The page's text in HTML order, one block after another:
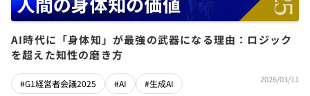
AI時代に「身体知」が最強の武器になる理由：ロジック
を超えた知性の磨き方
#G1経営者会議2025 #AI #生成AI 2026/03/11